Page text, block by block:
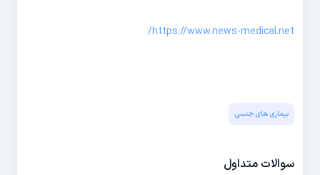
https://www.news-medical.net/
بیماری های جنسی
سوالات متداول